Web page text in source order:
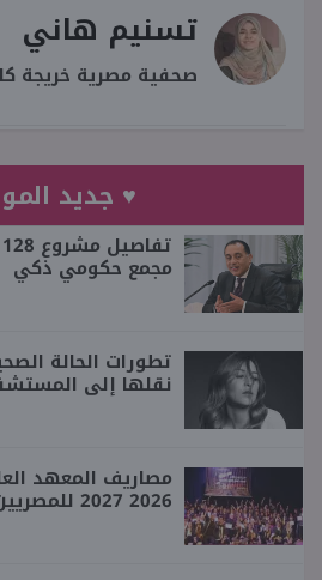
تسنيم هاني
صحفية مصرية خريجة
♥ جديد
مجمع حكومي ذكي
تطورات الحالة
نقلها إلى
مصاريف المعهد
2026 2027 للمصريين والطلاب الوافدين